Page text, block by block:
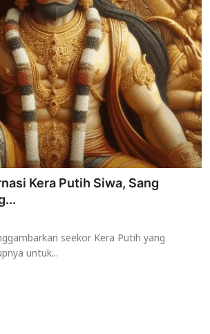
Kera Putih Siwa, Sang
seekor Kera Putih yang
untuk...